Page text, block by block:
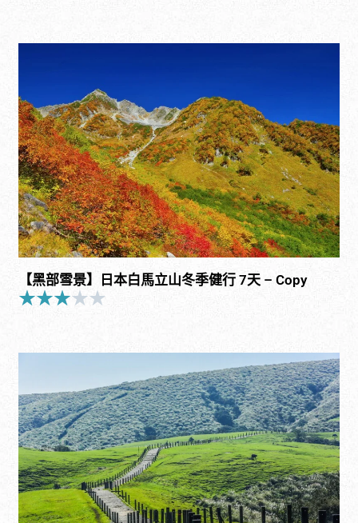
5
範
到
NT$209,800
【黑部雪景】日本白馬立山冬季健行 7天 – Copy
★★★★★
5